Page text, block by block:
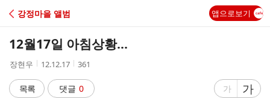
C
A
강정마을 앨범 앱으로보기
12월17일 아침상황...
작
자
장현우
작
시
간
12.12.17
조
수
361
목록 댓글 0
글
가
글
가